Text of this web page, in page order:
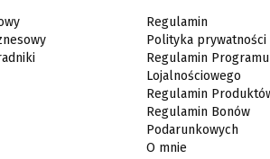
Regulamin
Polityka prywatności
Regulamin Programu
Lojalnościowego
Regulamin
Regulamin Bonów
Podarunkowych
O mnie